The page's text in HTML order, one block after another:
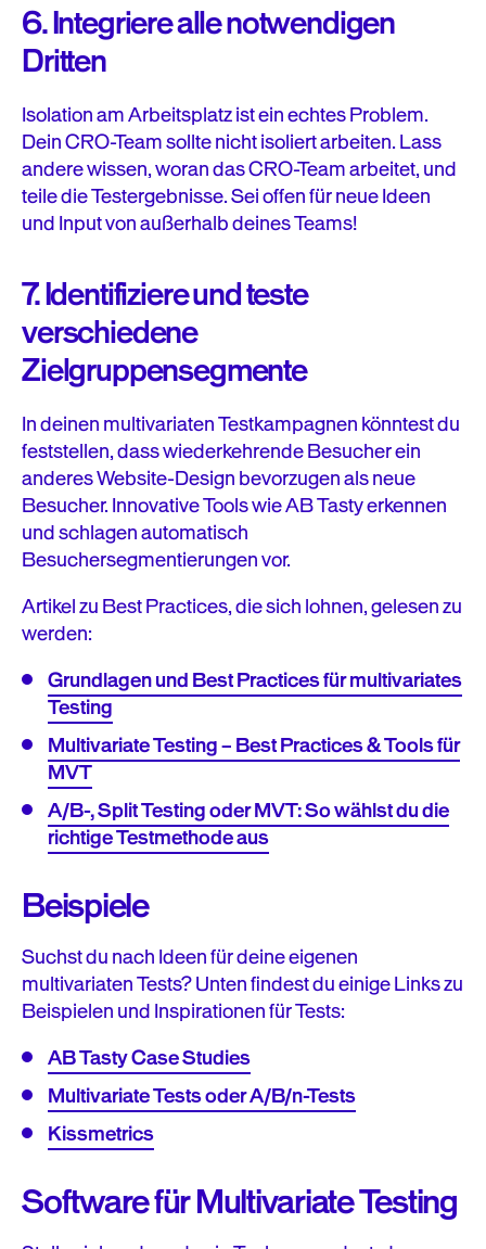
6. Integriere alle notwendigen
Dritten
Isolation am Arbeitsplatz ist ein echtes Problem.
Dein CRO-Team sollte nicht isoliert arbeiten. Lass
andere wissen, woran das CRO-Team arbeitet, und
teile die Testergebnisse. Sei offen für neue Ideen
und Input von außerhalb deines Teams!
7. Identifiziere und teste
verschiedene
Zielgruppensegmente
In deinen multivariaten Testkampagnen könntest du
feststellen, dass wiederkehrende Besucher ein
anderes Website-Design bevorzugen als neue
Besucher. Innovative Tools wie AB Tasty erkennen
und schlagen automatisch
Besuchersegmentierungen vor.
Artikel zu Best Practices, die sich lohnen, gelesen zu
werden:
Grundlagen und Best Practices für multivariates
Testing
Multivariate Testing – Best Practices & Tools für
MVT
A/B-, Split Testing oder MVT: So wählst du die
richtige Testmethode aus
Beispiele
Suchst du nach Ideen für deine eigenen
multivariaten Tests? Unten findest du einige Links zu
Beispielen und Inspirationen für Tests:
AB Tasty Case Studies
Multivariate Tests oder A/B/n-Tests
Kissmetrics
Software für Multivariate Testing